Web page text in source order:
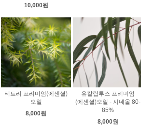
10,000원
티트리 프리미엄(에센셜)
오일
8,000원
유칼립투스 프리미엄
(에센셜)오일 - 시네올 80-
85%
8,000원